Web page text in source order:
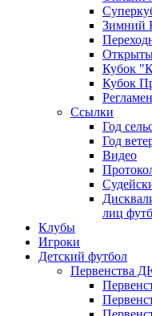
Зимний
Кубок
Кубок
Ссылки
Год
Год
Видео
лиц
Клубы
Игроки
Детский футбол
Первенства